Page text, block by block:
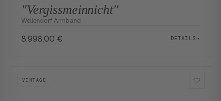
"Vergissmeinnicht"
Wellendorf Armband
8.998,00 € DETAILS→
VINTAGE